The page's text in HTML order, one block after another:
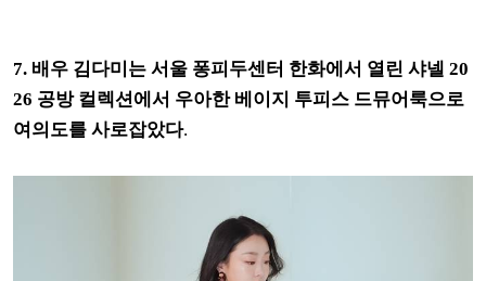
7. 배우 김다미는 서울 퐁피두센터 한화에서 열린 샤넬 20
26 공방 컬렉션에서 우아한 베이지 투피스 드뮤어룩으로
여의도를 사로잡았다.